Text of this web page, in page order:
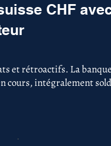
CHF
et rétroactifs. La
cours, intégralement